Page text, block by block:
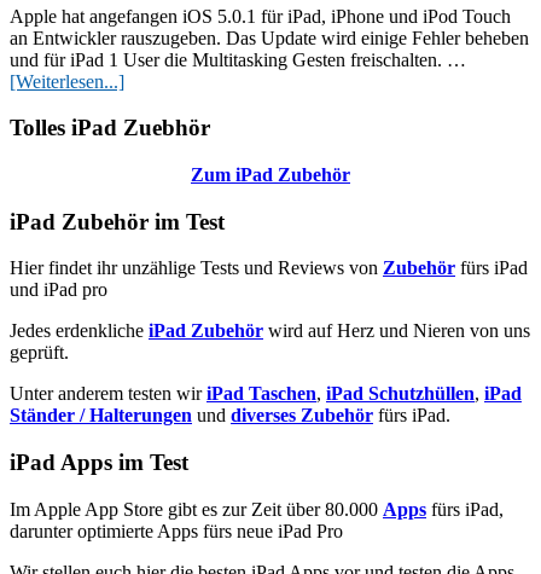
zur
Universalfernbedienung
Apple hat angefangen iOS 5.0.1 für iPad, iPhone und iPod Touch
an Entwickler rauszugeben. Das Update wird einige Fehler beheben
und für iPad 1 User die Multitasking Gesten freischalten. …
[Weiterlesen...]ÜberiOS
Beta
veröffentlicht
Multitasking
Gesten
iPad
Seitenspalte
Tolles iPad Zuebhör
Zum iPad Zubehör
iPad Zubehör im Test
Hier findet ihr unzählige Tests und Reviews von Zubehör fürs iPad
und iPad pro
Jedes erdenkliche iPad Zubehör wird auf Herz und Nieren von uns
geprüft.
Unter anderem testen wiriPad Taschen, iPad Schutzhüllen, iPad
Ständer / Halterungen und diverses Zubehör fürs iPad.
iPad Apps im Test
Im Apple App Store gibt es zur Zeit über 80.000 Apps fürs iPad,
darunter optimierte Apps fürs neue iPad Pro